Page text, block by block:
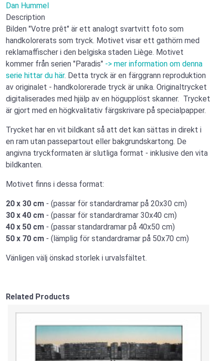
Dan Hummel
Description
Bilden "Votre prêt" är ett analogt svartvitt foto som
handkolorerats som tryck. Motivet visar ett gathörn med
reklamaffischer i den belgiska staden Liège. Motivet
kommer från serien "Paradis" -> mer information om denna
serie hittar du här. Detta tryck är en färggrann reproduktion
av originalet - handkolorerade tryck är unika. Originaltrycket
digitaliserades med hjälp av en högupplöst skanner. Trycket
är gjort med en högkvalitativ färgskrivare på specialpapper.
Trycket har en vit bildkant så att det kan sättas in direkt i
en ram utan passepartout eller bakgrundskartong. De
angivna tryckformaten är slutliga format - inklusive den vita
bildkanten.
Motivet finns i dessa format:
20 x 30 cm - (passar för standardramar på 20x30 cm)
30 x 40 cm - (passar för standardramar 30x40 cm)
40 x 50 cm - (passar standardramar på 40x50 cm)
50 x 70 cm - (lämplig för standardramar på 50x70 cm)
Vänligen välj önskad storlek i urvalsfältet.
Related Products